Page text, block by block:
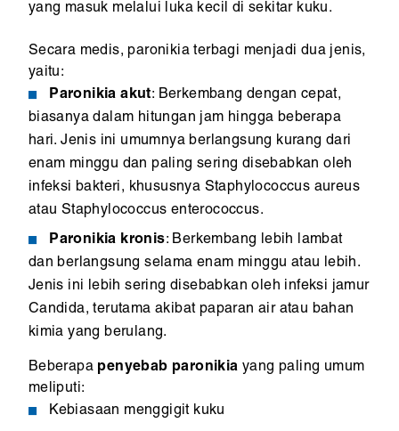
yang masuk melalui luka kecil di sekitar kuku.
Secara medis, paronikia terbagi menjadi dua jenis,
yaitu:
Paronikia akut: Berkembang dengan cepat,
biasanya dalam hitungan jam hingga beberapa
hari. Jenis ini umumnya berlangsung kurang dari
enam minggu dan paling sering disebabkan oleh
infeksi bakteri, khususnya Staphylococcus aureus
atau Staphylococcus enterococcus.
Paronikia kronis: Berkembang lebih lambat
dan berlangsung selama enam minggu atau lebih.
Jenis ini lebih sering disebabkan oleh infeksi jamur
Candida, terutama akibat paparan air atau bahan
kimia yang berulang.
Beberapa penyebab paronikia yang paling umum
meliputi:
Kebiasaan menggigit kuku